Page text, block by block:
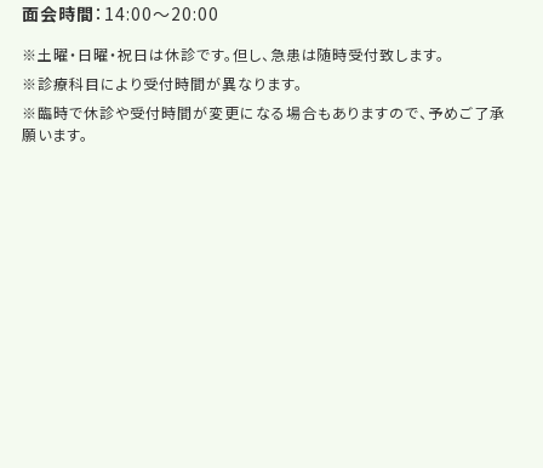
面会時間 14:00〜20:00
※土曜・日曜・祝日は休診です。但し、急患は随時受付致します。
※診療科目により受付時間が異なります。
※臨時で休診や受付時間が変更になる場合もありますので、予めご了承
願います。